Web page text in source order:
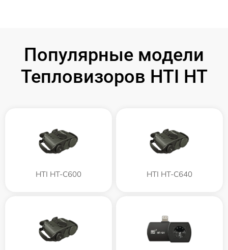
Популярные модели
Тепловизоров HTI HT
HTI HT-C600 HTI HT-C640